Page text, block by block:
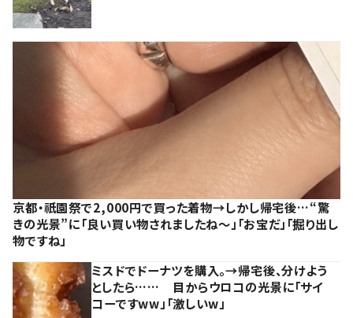
京都・祇園祭で2,000円で買った着物→しかし帰宅後…“驚
きの光景”に「良い買い物されましたね～」「お宝だ」「掘り出し
物ですね」
ミスドでドーナツを購入。→帰宅後、分けよう
としたら…… 目からウロコの光景に「サイ
コーですww」「激しいw」